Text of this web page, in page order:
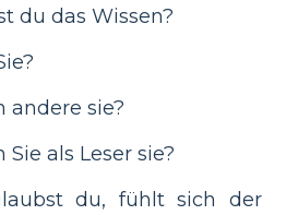
du das Wissen?
andere sie?
Sie als Leser sie?
du, fühlt sich der